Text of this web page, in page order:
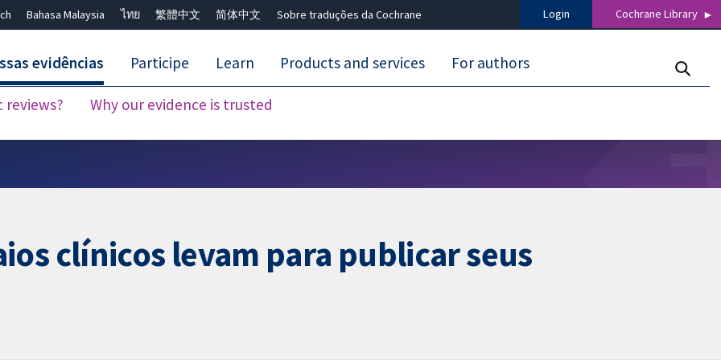
Bahasa Malaysia ไทย 繁體中文 简体中文 Sobre traduções da Cochrane Login Cochrane Library
evidências
reviews? Why our evidence is trusted
Participe Learn Products and services For authors
clínicos levam para publicar seus